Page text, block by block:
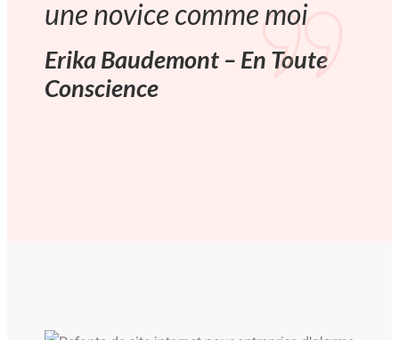
une novice comme moi
Erika Baudemont – En Toute
Conscience